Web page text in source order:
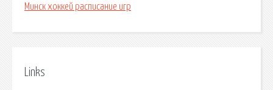
Минск хоккей расписание игр
Links